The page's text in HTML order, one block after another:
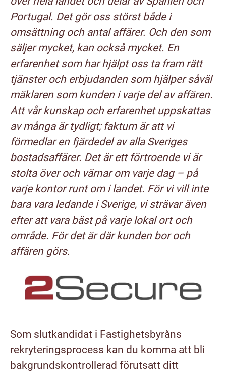
Portugal. Det gör oss störst både i
omsättning och antal affärer. Och den som
säljer mycket, kan också mycket. En
erfarenhet som har hjälpt oss ta fram rätt
tjänster och erbjudanden som hjälper såväl
mäklaren som kunden i varje del av affären.
Att vår kunskap och erfarenhet uppskattas
av många är tydligt; faktum är att vi
förmedlar en fjärdedel av alla Sveriges
bostadsaffärer. Det är ett förtroende vi är
stolta över och värnar om varje dag – på
varje kontor runt om i landet. För vi vill inte
bara vara ledande i Sverige, vi strävar även
efter att vara bäst på varje lokal ort och
område. För det är där kunden bor och
affären görs.
Som slutkandidat i Fastighetsbyråns
rekryteringsprocess kan du komma att bli
bakgrundskontrollerad förutsatt ditt